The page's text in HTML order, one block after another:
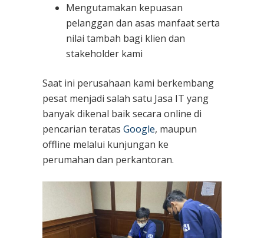
Mengutamakan kepuasan
pelanggan dan asas manfaat serta
nilai tambah bagi klien dan
stakeholder kami
Saat ini perusahaan kami berkembang
pesat menjadi salah satu Jasa IT yang
banyak dikenal baik secara online di
pencarian teratas Google, maupun
offline melalui kunjungan ke
perumahan dan perkantoran.